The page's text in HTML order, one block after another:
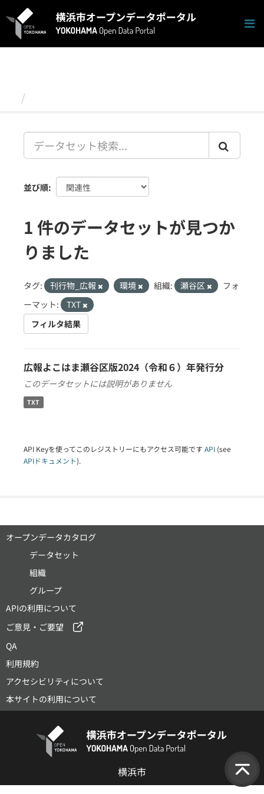
キ
並び順
1 件のデータセットが見つか
りました
タグ: 刊行物_広報 環境 組織: 瀬谷区
フォ
ーマット:
TXT
フィルタ結果
広報よこはま瀬谷区版2024（令和６）年発行分
このデータセットには説明がありません
TXT
API Keyを使ってこのレジストリーにもアクセス可能です API (see
APIドキュメント).
オープンデータカタログ
データセット
組織
グループ
APIの利用について
ご意見・ご要望
QA
利用規約
アクセシビリティについて
本サイトの利用について
横浜市